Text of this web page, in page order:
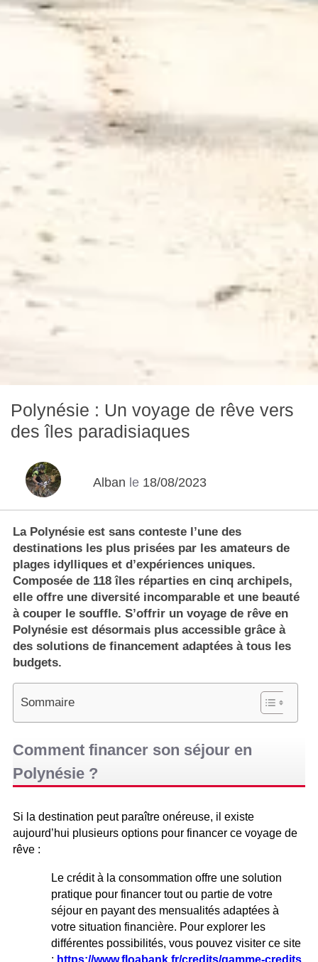
Polynésie : Un voyage de rêve vers
des îles paradisiaques
Alban le 18/08/2023
La Polynésie est sans conteste l’une des
destinations les plus prisées par les amateurs de
plages idylliques et d’expériences uniques.
Composée de 118 îles réparties en cinq archipels,
elle offre une diversité incomparable et une beauté
à couper le souffle. S’offrir un voyage de rêve en
Polynésie est désormais plus accessible grâce à
des solutions de financement adaptées à tous les
budgets.
Sommaire
Comment financer son séjour en
Polynésie ?
Si la destination peut paraître onéreuse, il existe
aujourd’hui plusieurs options pour financer ce voyage de
rêve :
Le crédit à la consommation offre une solution
pratique pour financer tout ou partie de votre
séjour en payant des mensualités adaptées à
votre situation financière. Pour explorer les
différentes possibilités, vous pouvez visiter ce site
: https://www.floabank.fr/credits/gamme-credits